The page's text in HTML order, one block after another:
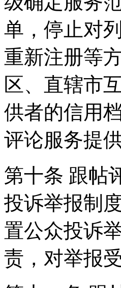
单，停止对
重新注册等
区、直辖市
供者的信用
评论服务提
第十条 跟帖
投诉举报制
置公众投诉
责，对举报